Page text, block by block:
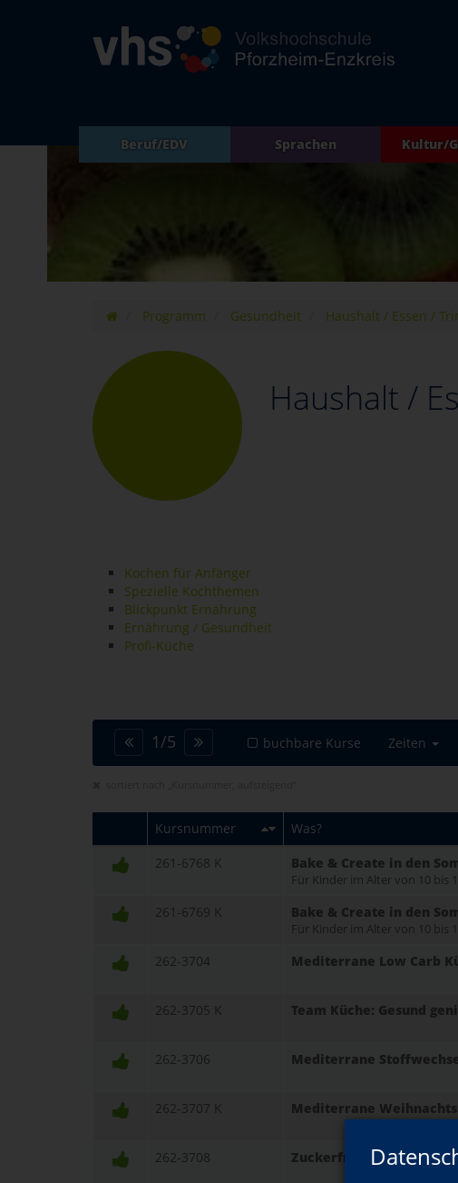
Beruf/EDV Sprachen Kultur/
Programm Gesundheit Haushalt / Essen /
Haushalt /
Kochen für Anfänger
Spezielle Kochthemen
Blickpunkt Ernährung
Ernährung / Gesundheit
Profi-Küche
1/5 buchbare Kurse Zeiten
Kursnummer Was?
261-6768 K
Bake & Create in den
Für Kinder im Alter von 10 bis
261-6769 K Bake & Create in den
Für Kinder im Alter von 10 bis
262-3704 Mediterrane Low Carb
262-3705 K Team Küche: Gesund
262-3706 Mediterrane
262-3707 K Mediterrane
262-3708 Zuckerfreie Ernährung